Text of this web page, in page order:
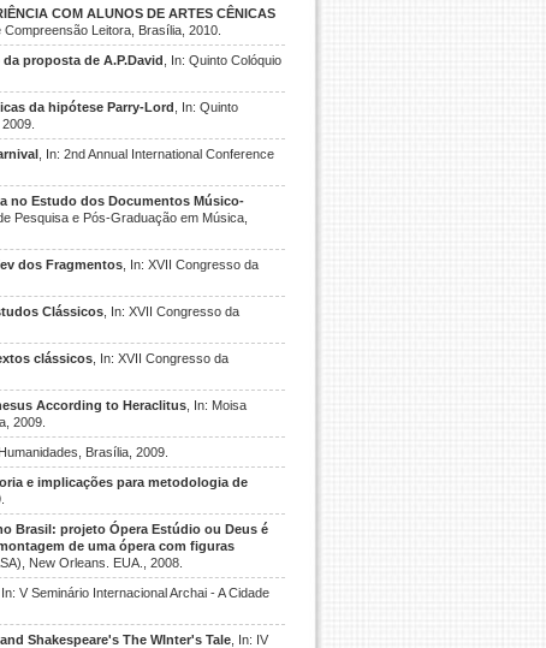
COM ALUNOS DE ARTES CÊNICAS
Leitora, Brasília, 2010.
proposta de A.P.David , In: Quinto Colóquio
da hipótese Parry-Lord , In: Quinto
, In: 2nd Annual International Conference
no Estudo dos Documentos Músico-
Pesquisa e Pós-Graduação em Música,
dos Fragmentos , In: XVII Congresso da
Clássicos , In: XVII Congresso da
clássicos , In: XVII Congresso da
According to Heraclitus , In: Moisa
2009.
Brasília, 2009.
e implicações para metodologia de
Brasil: projeto Ópera Estúdio ou Deus é
de uma ópera com figuras
New Orleans. EUA., 2008.
, In: V Seminário Internacional Archai - A Cidade
Shakespeare's The WInter's Tale , In: IV